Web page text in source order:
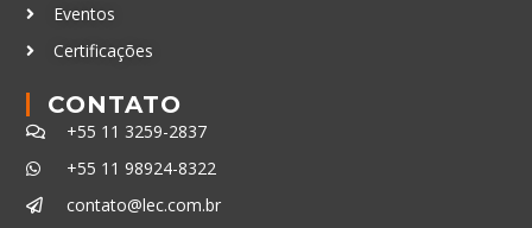
Eventos
Certificações
CONTATO
+55 11 3259-2837
+55 11 98924-8322
contato@lec.com.br